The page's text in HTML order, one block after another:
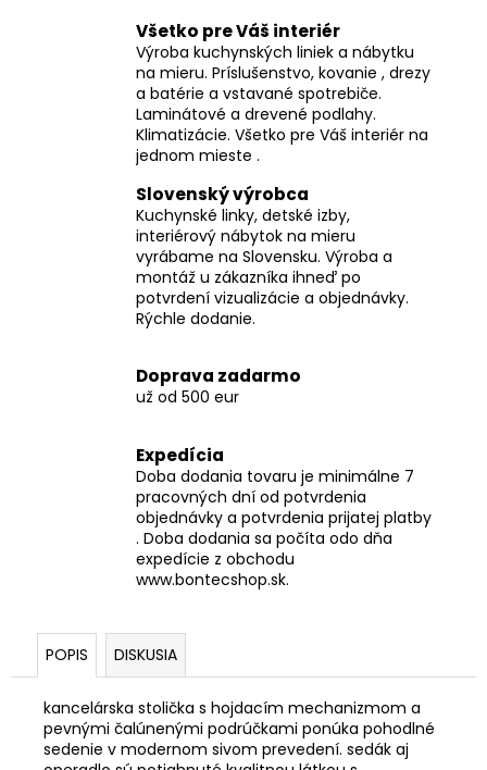
Všetko pre Váš interiér
Výroba kuchynských liniek a nábytku
na mieru. Príslušenstvo, kovanie , drezy
a batérie a vstavané spotrebiče.
Laminátové a drevené podlahy.
Klimatizácie. Všetko pre Váš interiér na
jednom mieste .
Slovenský výrobca
Kuchynské linky, detské izby,
interiérový nábytok na mieru
vyrábame na Slovensku. Výroba a
montáž u zákazníka ihneď po
potvrdení vizualizácie a objednávky.
Rýchle dodanie.
Doprava zadarmo
už od 500 eur
Expedícia
Doba dodania tovaru je minimálne 7
pracovných dní od potvrdenia
objednávky a potvrdenia prijatej platby
. Doba dodania sa počíta odo dňa
expedície z obchodu
www.bontecshop.sk.
POPIS DISKUSIA
kancelárska stolička s hojdacím mechanizmom a
pevnými čalúnenými podrúčkami ponúka pohodlné
sedenie v modernom sivom prevedení. sedák aj